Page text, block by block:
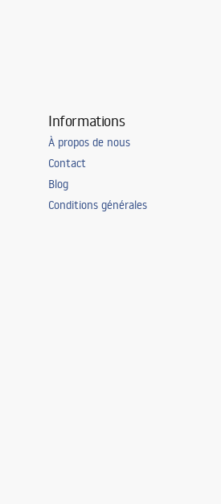
Informations
À propos de nous
Contact
Blog
Conditions générales